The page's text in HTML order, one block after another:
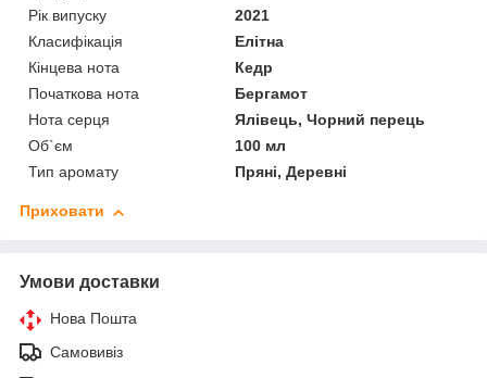
Рік випуску
2021
Класифікація
Елітна
Кінцева нота
Кедр
Початкова нота
Бергамот
Нота серця
Ялівець, Чорний перець
Об`єм
100 мл
Тип аромату
Пряні, Деревні
Приховати
Умови доставки
Нова Пошта
Самовивіз